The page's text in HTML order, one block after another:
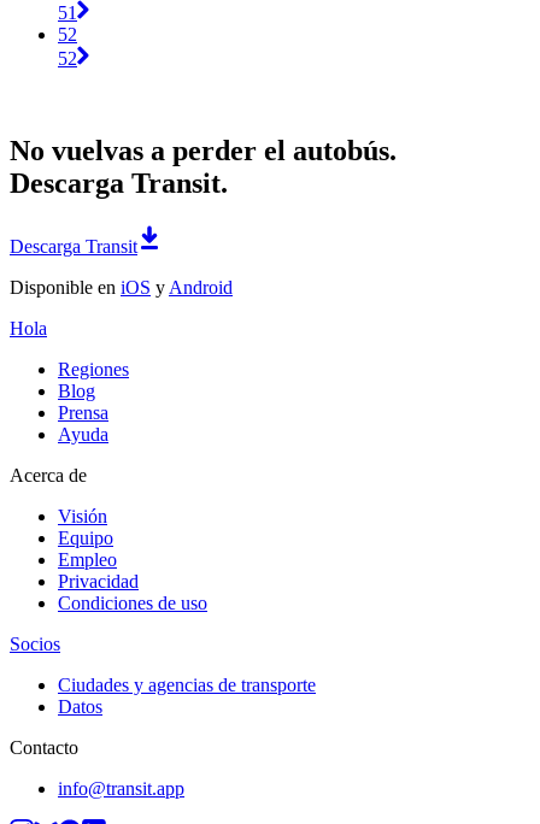
51
52
52
No vuelvas a perder el autobús.
Descarga Transit.
Descarga Transit
Disponible en iOS y Android
Hola
Regiones
Blog
Prensa
Ayuda
Acerca de
Visión
Equipo
Empleo
Privacidad
Condiciones de uso
Socios
Ciudades y agencias de transporte
Datos
Contacto
info@transit.app